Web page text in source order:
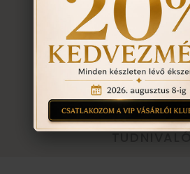
VISSZA A
TOVÁBBI